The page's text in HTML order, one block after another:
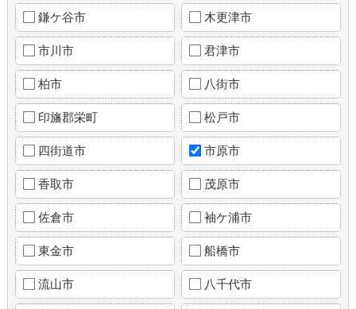
鎌ケ谷市 木更津市
市川市 君津市
柏市 八街市
印旛郡栄町 松戸市
四街道市 市原市
香取市 茂原市
佐倉市 袖ケ浦市
東金市 船橋市
流山市 八千代市